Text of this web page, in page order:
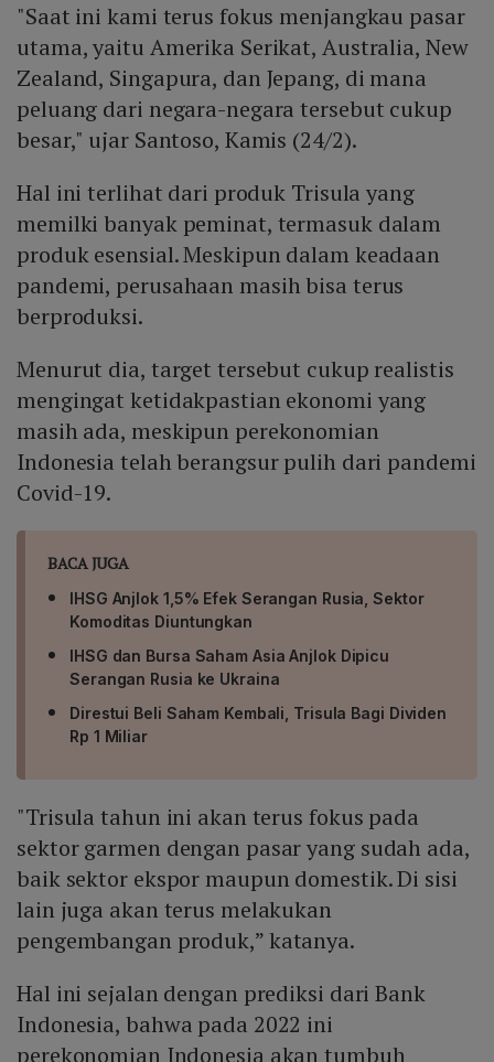
"Saat ini kami terus fokus menjangkau pasar
utama, yaitu Amerika Serikat, Australia, New
Zealand, Singapura, dan Jepang, di mana
peluang dari negara-negara tersebut cukup
besar," ujar Santoso, Kamis (24/2).
Hal ini terlihat dari produk Trisula yang
memilki banyak peminat, termasuk dalam
produk esensial. Meskipun dalam keadaan
pandemi, perusahaan masih bisa terus
berproduksi.
Menurut dia, target tersebut cukup realistis
mengingat ketidakpastian ekonomi yang
masih ada, meskipun perekonomian
Indonesia telah berangsur pulih dari pandemi
Covid-19.
BACA JUGA
IHSG Anjlok 1,5% Efek Serangan Rusia, Sektor
Komoditas Diuntungkan
IHSG dan Bursa Saham Asia Anjlok Dipicu
Serangan Rusia ke Ukraina
Direstui Beli Saham Kembali, Trisula Bagi Dividen
Rp 1 Miliar
"Trisula tahun ini akan terus fokus pada
sektor garmen dengan pasar yang sudah ada,
baik sektor ekspor maupun domestik. Di sisi
lain juga akan terus melakukan
pengembangan produk,” katanya.
Hal ini sejalan dengan prediksi dari Bank
Indonesia, bahwa pada 2022 ini
perekonomian Indonesia akan tumbuh